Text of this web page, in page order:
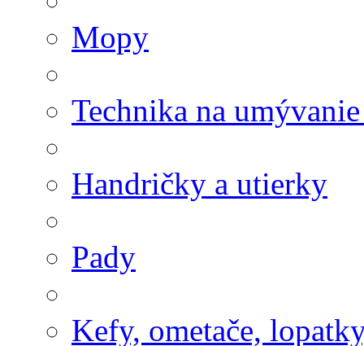
Mopy
Technika na
Handričky a utierky
Pady
Kefy, ometače,